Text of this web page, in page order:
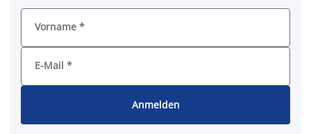
Vorname *
E-Mail *
Anmelden